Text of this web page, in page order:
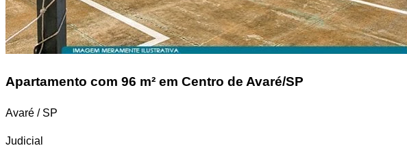
Apartamento com 96 m² em Centro de Avaré/SP
Avaré / SP
Judicial